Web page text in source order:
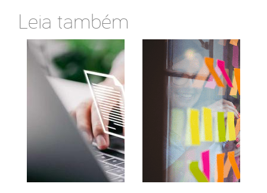
Leia também